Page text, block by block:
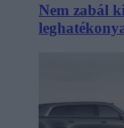
Nem zabál